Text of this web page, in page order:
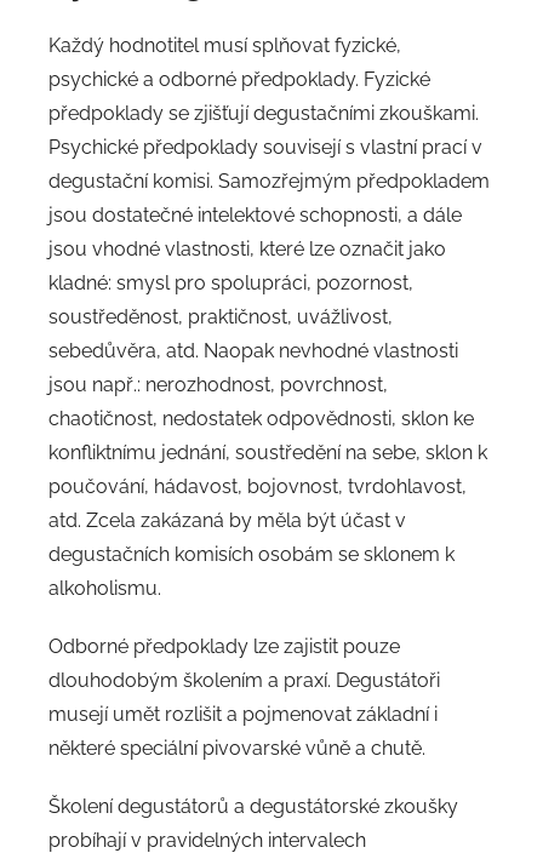
Každý hodnotitel musí splňovat fyzické,
psychické a odborné předpoklady. Fyzické
předpoklady se zjišťují degustačními zkouškami.
Psychické předpoklady souvisejí s vlastní prací v
degustační komisi. Samozřejmým předpokladem
jsou dostatečné intelektové schopnosti, a dále
jsou vhodné vlastnosti, které lze označit jako
kladné: smysl pro spolupráci, pozornost,
soustředěnost, praktičnost, uvážlivost,
sebedůvěra, atd. Naopak nevhodné vlastnosti
jsou např.: nerozhodnost, povrchnost,
chaotičnost, nedostatek odpovědnosti, sklon ke
konfliktnímu jednání, soustředění na sebe, sklon k
poučování, hádavost, bojovnost, tvrdohlavost,
atd. Zcela zakázaná by měla být účast v
degustačních komisích osobám se sklonem k
alkoholismu.
Odborné předpoklady lze zajistit pouze
dlouhodobým školením a praxí. Degustátoři
musejí umět rozlišit a pojmenovat základní i
některé speciální pivovarské vůně a chutě.
Školení degustátorů a degustátorské zkoušky
probíhají v pravidelných intervalech